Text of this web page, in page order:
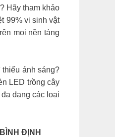
Hãy tham khảo
99% vi sinh vật
mọi nền tảng
ánh sáng?
LED trồng cây
dạng các loại
ĐỊNH